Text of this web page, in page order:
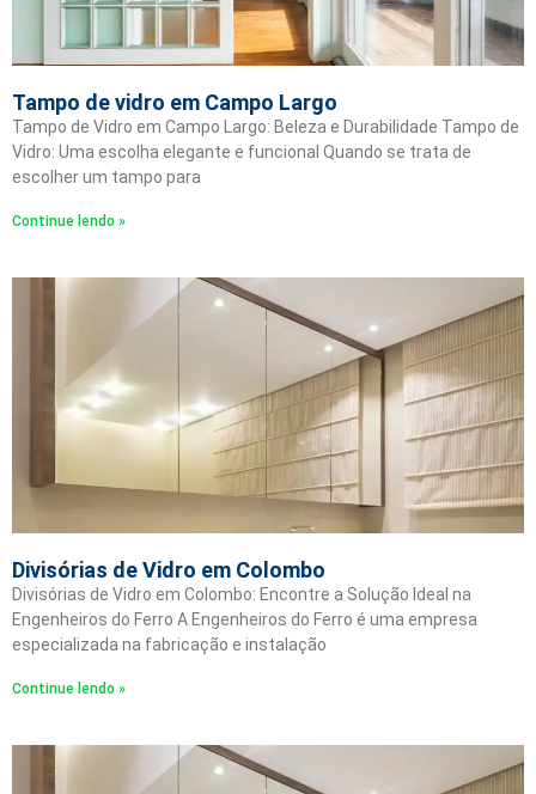
Tampo de vidro em Campo Largo
Tampo de Vidro em Campo Largo: Beleza e Durabilidade Tampo de
Vidro: Uma escolha elegante e funcional Quando se trata de
escolher um tampo para
Continue lendo »
Divisórias de Vidro em Colombo
Divisórias de Vidro em Colombo: Encontre a Solução Ideal na
Engenheiros do Ferro A Engenheiros do Ferro é uma empresa
especializada na fabricação e instalação
Continue lendo »